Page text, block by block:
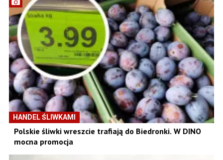
HANDEL ŚLIWKAMI
Polskie śliwki wreszcie trafiają do Biedronki. W DINO
mocna promocja